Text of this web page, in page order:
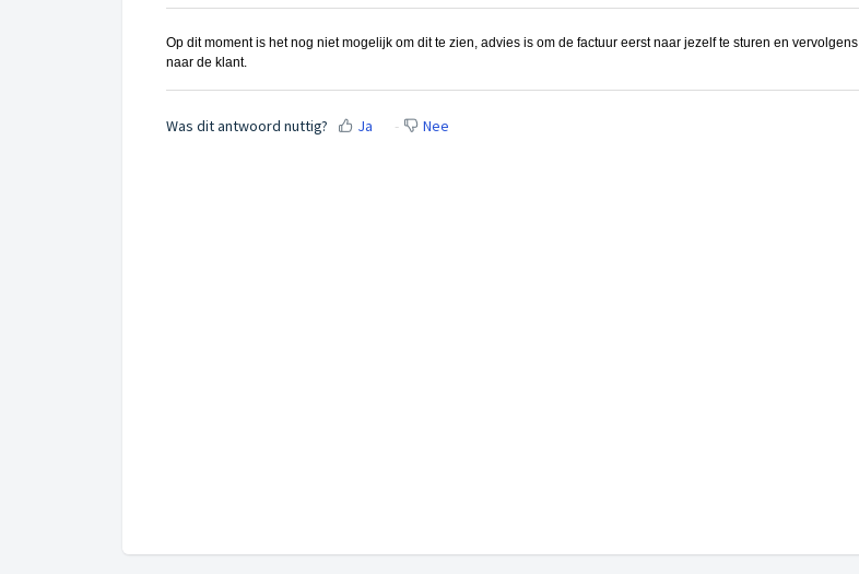
Op dit moment is het nog niet mogelijk om dit te zien, advies is om de factuur eerst naar jezelf te sturen en vervolgens
naar de klant.
Was dit antwoord nuttig? Ja Nee